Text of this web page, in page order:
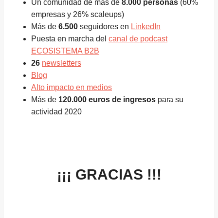
Un comunidad de más de 8.000 personas (60%
empresas y 26% scaleups)
Más de 6.500 seguidores en LinkedIn
Puesta en marcha del canal de podcast
ECOSISTEMA B2B
26 newsletters
Blog
Alto impacto en medios
Más de 120.000 euros de ingresos para su
actividad 2020
¡¡¡ GRACIAS !!!